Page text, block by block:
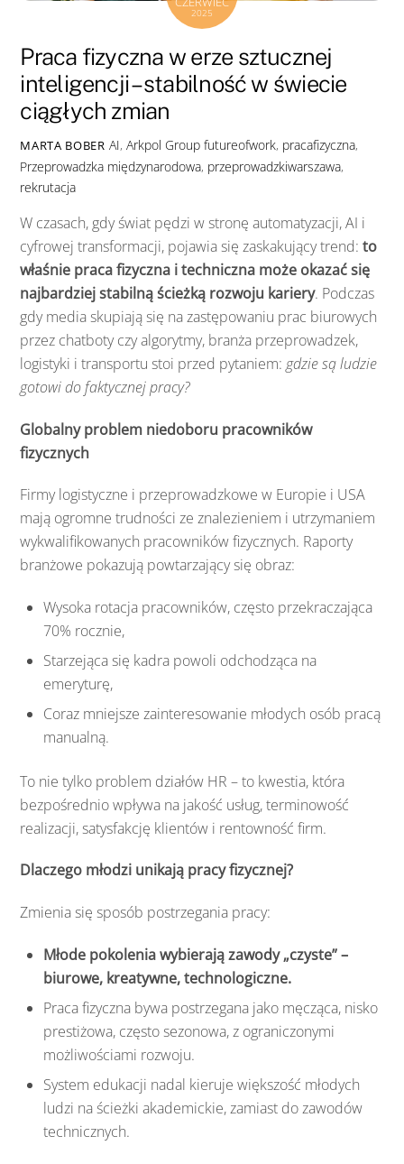
2025
Praca fizyczna w erze sztucznej
inteligencji – stabilność w świecie
ciągłych zmian
MARTA BOBER AI, Arkpol Group futureofwork, pracafizyczna,
Przeprowadzka międzynarodowa, przeprowadzkiwarszawa,
rekrutacja
W czasach, gdy świat pędzi w stronę automatyzacji, AI i
cyfrowej transformacji, pojawia się zaskakujący trend:to
właśnie praca fizyczna i techniczna może okazać się
najbardziej stabilną ścieżką rozwoju kariery. Podczas
gdy media skupiają się na zastępowaniu prac biurowych
przez chatboty czy algorytmy, branża przeprowadzek,
logistyki i transportu stoi przed pytaniem:gdzie są ludzie
gotowi do faktycznej pracy?
Globalny problem niedoboru pracowników
fizycznych
Firmy logistyczne i przeprowadzkowe w Europie i USA
mają ogromne trudności ze znalezieniem i utrzymaniem
wykwalifikowanych pracowników fizycznych. Raporty
branżowe pokazują powtarzający się obraz:
Wysoka rotacja pracowników, często przekraczająca
70% rocznie,
Starzejąca się kadra powoli odchodząca na
emeryturę,
Coraz mniejsze zainteresowanie młodych osób pracą
manualną.
To nie tylko problem działów HR – to kwestia, która
bezpośrednio wpływa na jakość usług, terminowość
realizacji, satysfakcję klientów i rentowność firm.
Dlaczego młodzi unikają pracy fizycznej?
Zmienia się sposób postrzegania pracy:
Młode pokolenia wybierają zawody „czyste” –
biurowe, kreatywne, technologiczne.
Praca fizyczna bywa postrzegana jako męcząca, nisko
prestiżowa, często sezonowa, z ograniczonymi
możliwościami rozwoju.
System edukacji nadal kieruje większość młodych
ludzi na ścieżki akademickie, zamiast do zawodów
technicznych.